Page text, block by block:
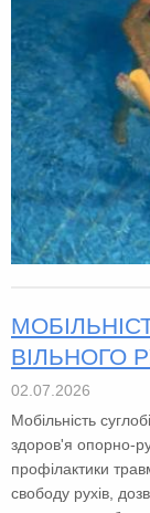
ВІЛЬНОГО
02.07.2026
Мобільність
здоров'я опорно-
профілактики
свободу рухів,